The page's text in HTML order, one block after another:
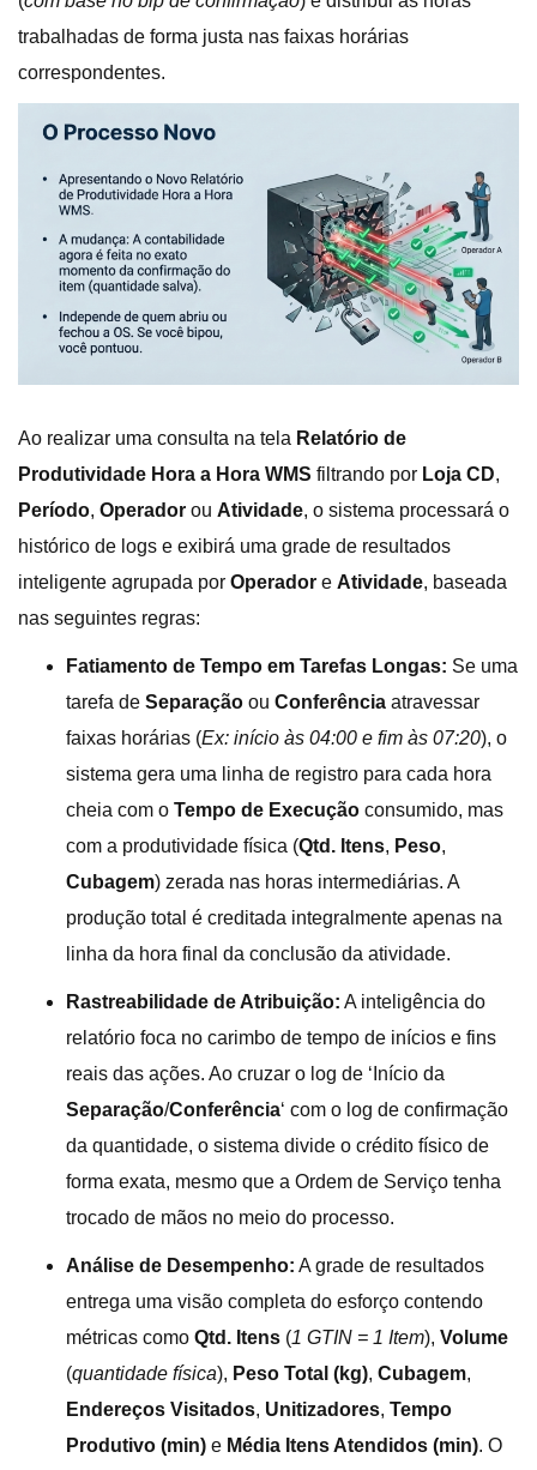
trabalhadas de forma justa nas faixas horárias
correspondentes.
Ao realizar uma consulta na tela Relatório de
Produtividade Hora a Hora WMS filtrando por Loja CD,
Período, Operador ou Atividade, o sistema processará o
histórico de logs e exibirá uma grade de resultados
inteligente agrupada por Operador e Atividade, baseada
nas seguintes regras:
Fatiamento de Tempo em Tarefas Longas: Se uma
tarefa de Separação ou Conferência atravessar
faixas horárias (Ex: início às 04:00 e fim às 07:20), o
sistema gera uma linha de registro para cada hora
cheia com o Tempo de Execução consumido, mas
com a produtividade física (Qtd. Itens, Peso,
Cubagem) zerada nas horas intermediárias. A
produção total é creditada integralmente apenas na
linha da hora final da conclusão da atividade.
Rastreabilidade de Atribuição: A inteligência do
relatório foca no carimbo de tempo de inícios e fins
reais das ações. Ao cruzar o log de ‘Início da
Separação/Conferência‘ com o log de confirmação
da quantidade, o sistema divide o crédito físico de
forma exata, mesmo que a Ordem de Serviço tenha
trocado de mãos no meio do processo.
Análise de Desempenho: A grade de resultados
entrega uma visão completa do esforço contendo
métricas como Qtd. Itens (1 GTIN = 1 Item), Volume
(quantidade física), Peso Total (kg), Cubagem,
Endereços Visitados, Unitizadores, Tempo
Produtivo (min) e Média Itens Atendidos (min). O